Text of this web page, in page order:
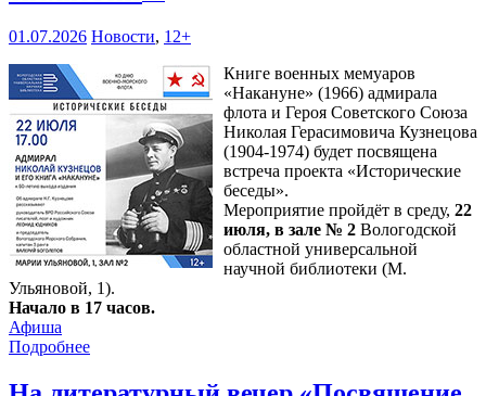
01.07.2026 Новости, 12+
Книге военных мемуаров
«Накануне» (1966) адмирала
флота и Героя Советского Союза
Николая Герасимовича Кузнецова
(1904-1974) будет посвящена
встреча проекта «Исторические
беседы».
Мероприятие пройдёт в среду, 22
июля, в зале № 2 Вологодской
областной универсальной
научной библиотеки (М.
Ульяновой, 1).
Начало в 17 часов.
Афиша
Подробнее